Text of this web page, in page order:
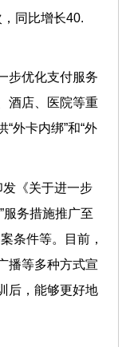
同比增长40.
步优化支付服务
酒店、医院等重
外卡内绑”和“外
《关于进一步
服务措施推广至
条件等。目前，
播等多种方式宣
后，能够更好地